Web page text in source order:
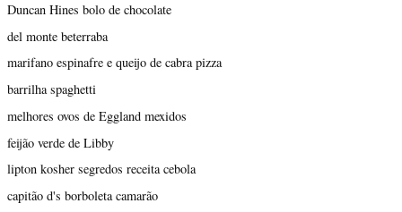
Duncan Hines bolo de chocolate
del monte beterraba
marifano espinafre e queijo de cabra pizza
barrilha spaghetti
melhores ovos de Eggland mexidos
feijão verde de Libby
lipton kosher segredos receita cebola
capitão d's borboleta camarão